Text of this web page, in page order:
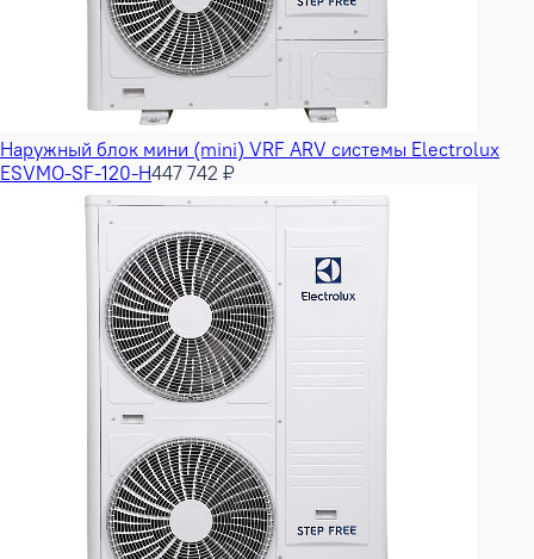
Наружный блок мини (mini) VRF ARV системы Electrolux
ESVMO-SF-120-H447 742 ₽